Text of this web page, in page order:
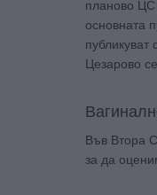
планово ЦС
основната
Цезарово
Във Втора
за да